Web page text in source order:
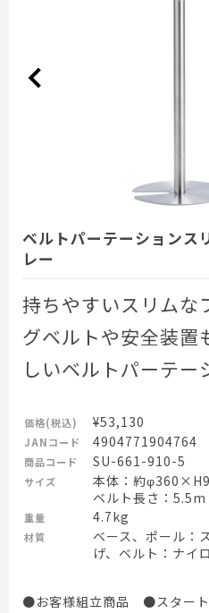
ベルトパーテーション
レー
持ちやすいスリムな
グベルトや安全装置
しいベルトパーテー
価格(税込) ¥53,130
JANコード 4904771904764
商品コード SU-661-910-5
サイズ
本体：約
ベルト長さ：5.5m
重量 4.7kg
材質
ベース、ポール：
げ、ベルト：ナイ
●お客様組立商品 ●スタート